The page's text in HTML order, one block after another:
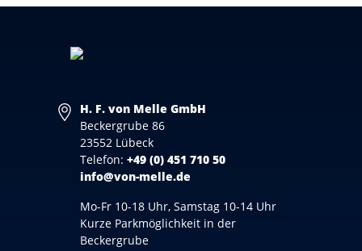
H. F. von Melle GmbH
Beckergrube 86
23552 Lübeck
Telefon: +49 (0) 451 710 50
info@von-melle.de
Mo-Fr 10-18 Uhr, Samstag 10-14 Uhr
Kurze Parkmöglichkeit in der
Beckergrube